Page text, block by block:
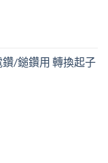
鑽/鎚鑽用 轉換起子